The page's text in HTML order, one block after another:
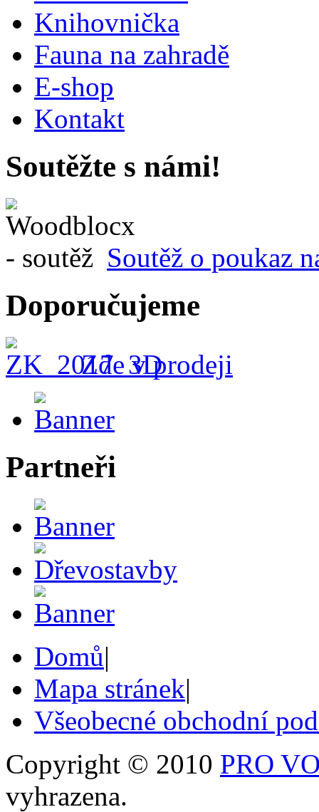
Knihovnička
Fauna na zahradě
E-shop
Kontakt
Soutěžte s námi!
Soutěž o poukaz
Doporučujeme
Zde v prodeji
Partneři
Domů|
Mapa stránek|
Všeobecné obchodní
Copyright © 2010 PRO
vyhrazena.